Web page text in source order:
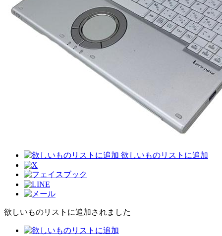
欲しいものリストに追加
欲しいものリストに追加されました